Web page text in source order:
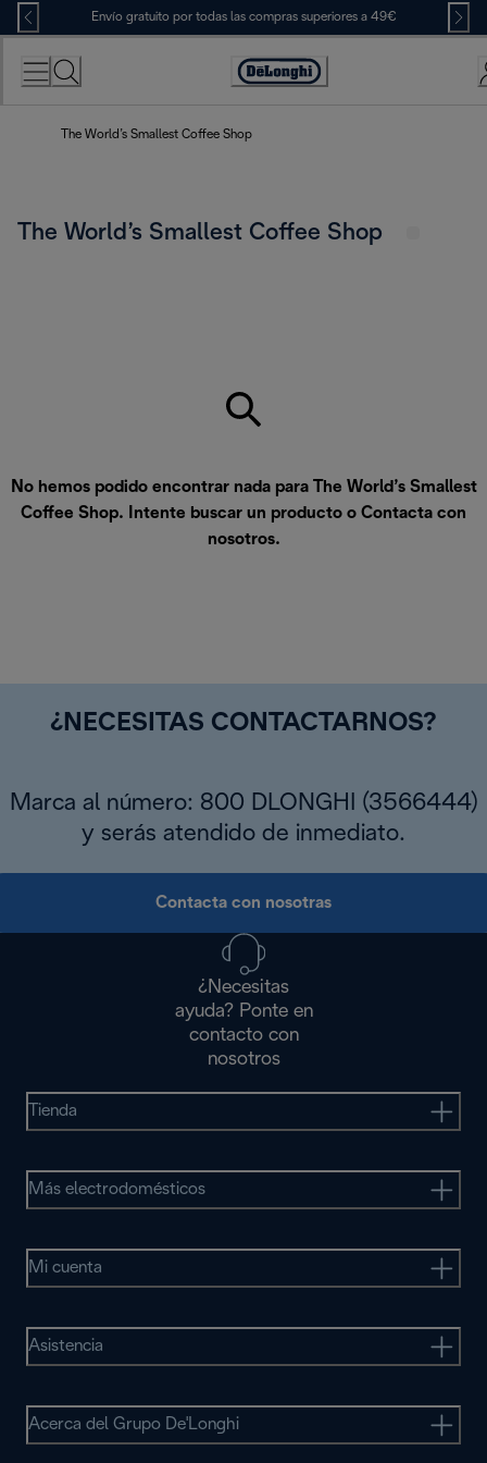
Skip
to
Content
Envío gratuito por todas las compras superiores a 49€
Accessibility
The World’s Smallest Coffee Shop
The World’s Smallest Coffee Shop
No hemos podido encontrar nada para The World’s Smallest
Coffee Shop. Intente buscar un producto o Contacta con
nosotros.
¿NECESITAS CONTACTARNOS?
Marca al número: 800 DLONGHI (3566444)
y serás atendido de inmediato.
Contacta con nosotras
¿Necesitas
ayuda? Ponte en
contacto con
nosotros
Tienda
Más electrodomésticos
Mi cuenta
Asistencia
Acerca del Grupo De'Longhi